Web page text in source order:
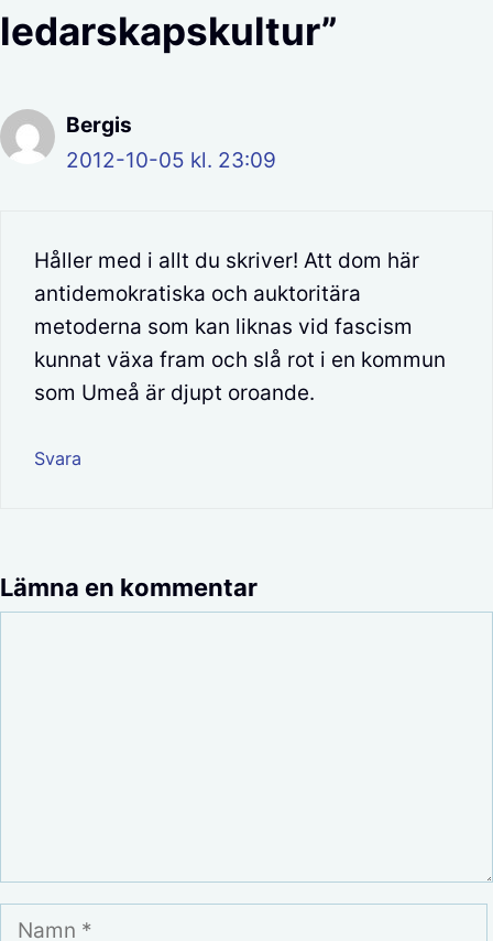
ledarskapskultur”
Bergis
2012-10-05 kl. 23:09
Håller med i allt du skriver! Att dom här
antidemokratiska och auktoritära
metoderna som kan liknas vid fascism
kunnat växa fram och slå rot i en kommun
som Umeå är djupt oroande.
Svara
Lämna en kommentar
Namn